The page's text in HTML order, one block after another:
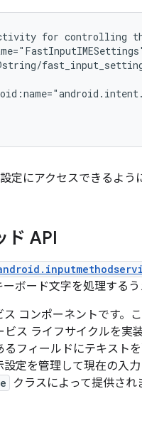
for controlling
定にアクセスできるよう
ド API
ボード文字を処理するう
コンポーネントです。こ
ス ライフサイクルを実
フィールドにテキスト
設定を管理して現在の入
クラスによって提供され